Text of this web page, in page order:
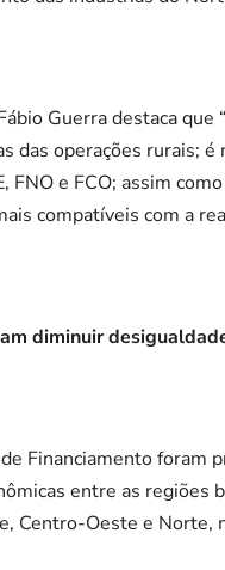
Guerra destaca
das operações rurais;
FNO e FCO; assim
compatíveis com a
diminuir
Financiamento
entre as regiões
Centro-Oeste e Norte,